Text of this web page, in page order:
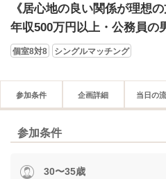
《居心地の良い関係が理想
年収500万円以上・公務員の
個室8対8 シングルマッチング
参加条件 企画詳細 当日の
参加条件
30〜35歳